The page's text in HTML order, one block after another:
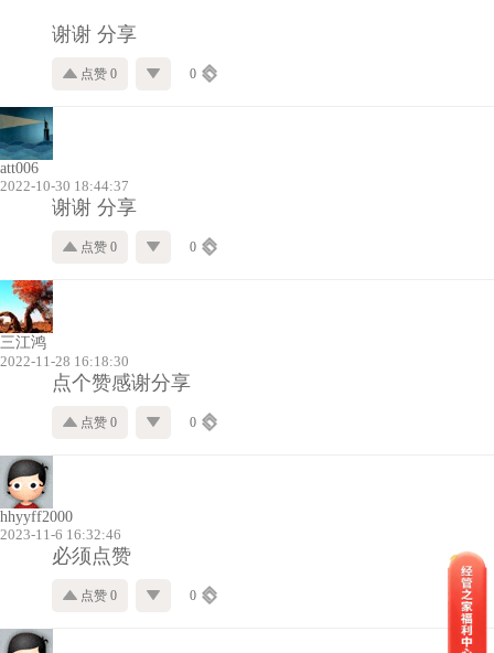
谢谢 分享
点赞 0 0
att006
2022-10-30 18:44:37
谢谢 分享
点赞 0 0
三江鸿
2022-11-28 16:18:30
点个赞感谢分享
点赞 0 0
hhyyff2000
2023-11-6 16:32:46
必须点赞
点赞 0 0